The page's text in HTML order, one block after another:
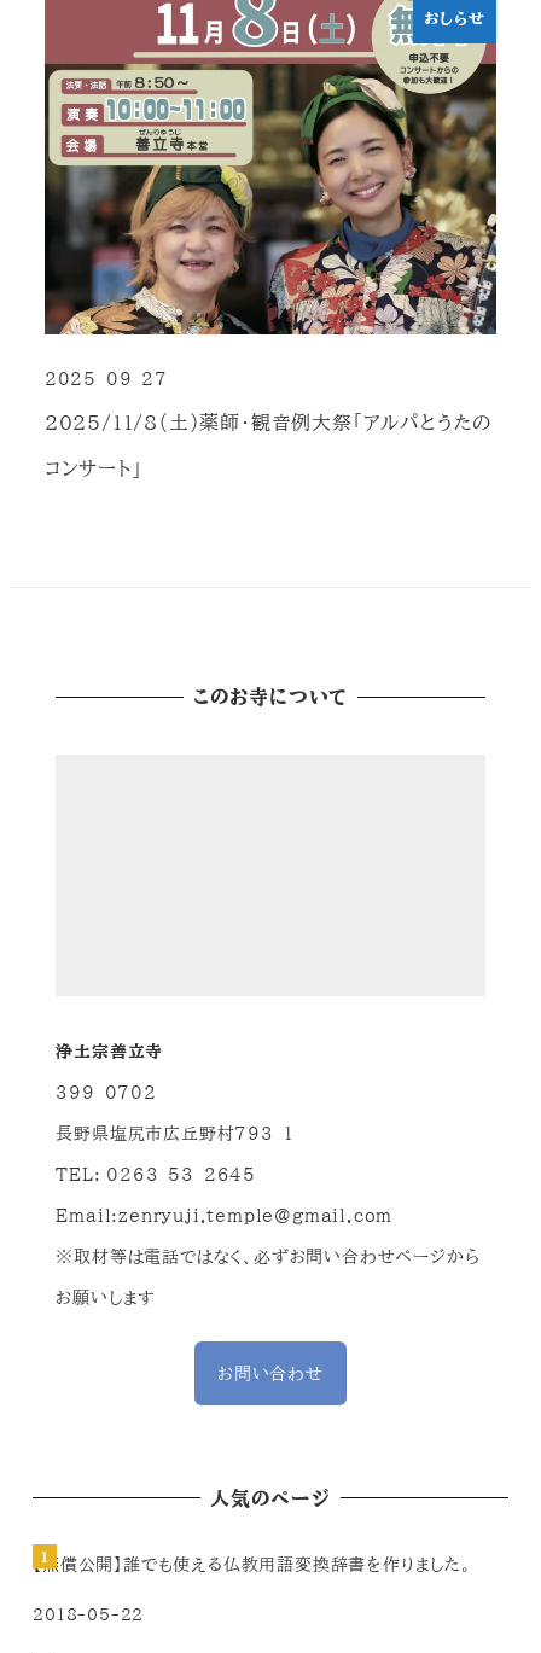
おしらせ
2025/11/8（土）薬師・観音例大祭「アルパとうたの
コンサート」
2025-09-27
このお寺について
浄土宗善立寺
399-0702
長野県塩尻市広丘野村793-1
TEL: 0263-53-2645
Email:zenryuji.temple@gmail.com
※取材等は電話ではなく、必ずお問い合わせページから
お願いします
お問い合わせ
人気のページ
【無償公開】誰でも使える仏教用語変換辞書を作りました。
2018-05-22